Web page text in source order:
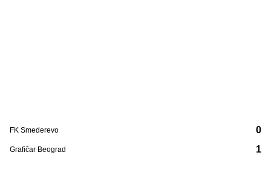
FK Smederevo
Grafičar Beograd
0
1